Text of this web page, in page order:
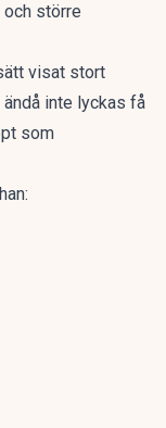
större
visat stort
inte lyckas få
som